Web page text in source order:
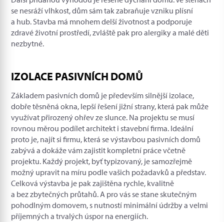
se nesráží vlhkost, dům sám tak zabraňuje vzniku plísní
a hub. Stavba má mnohem delší životnost a podporuje
zdravé životní prostředí, zvláště pak pro alergiky a malé děti
nezbytné.
IZOLACE PASIVNÍCH DOMŮ
Základem pasivních domů je především silnější izolace,
dobře těsněná okna, lepší řešení jižní strany, která pak může
využívat přirozený ohřev ze slunce. Na projektu se musí
rovnou měrou podílet architekt i stavební firma. Ideální
proto je, najít si firmu, která se výstavbou pasivních domů
zabývá a dokáže vám zajistit kompletní práce včetně
projektu. Každý projekt, byť typizovaný, je samozřejmě
možný upravit na míru podle vašich požadavků a představ.
Celková výstavba je pak zajištěna rychle, kvalitně
a bez zbytečných průtahů. A pro vás se stane skutečným
pohodlným domovem, s nutností minimální údržby a velmi
příjemných a trvalých úspor na energiích.